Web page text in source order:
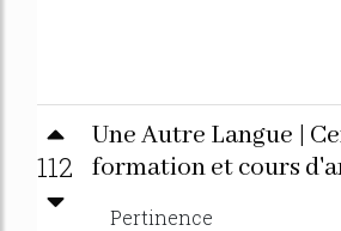
112
Une Autre Langue |
formation et cours
Pertinence